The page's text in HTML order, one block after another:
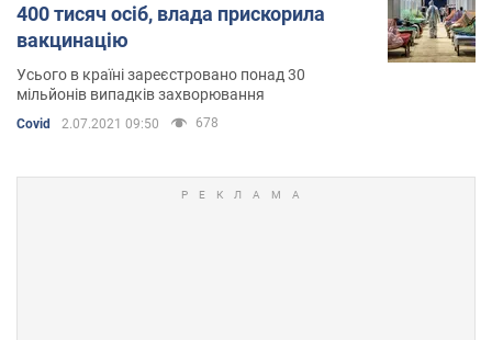
400 тисяч осіб, влада прискорила
вакцинацію
Усього в країні зареєстровано понад 30
мільйонів випадків захворювання
Covid 2.07.2021 09:50 678